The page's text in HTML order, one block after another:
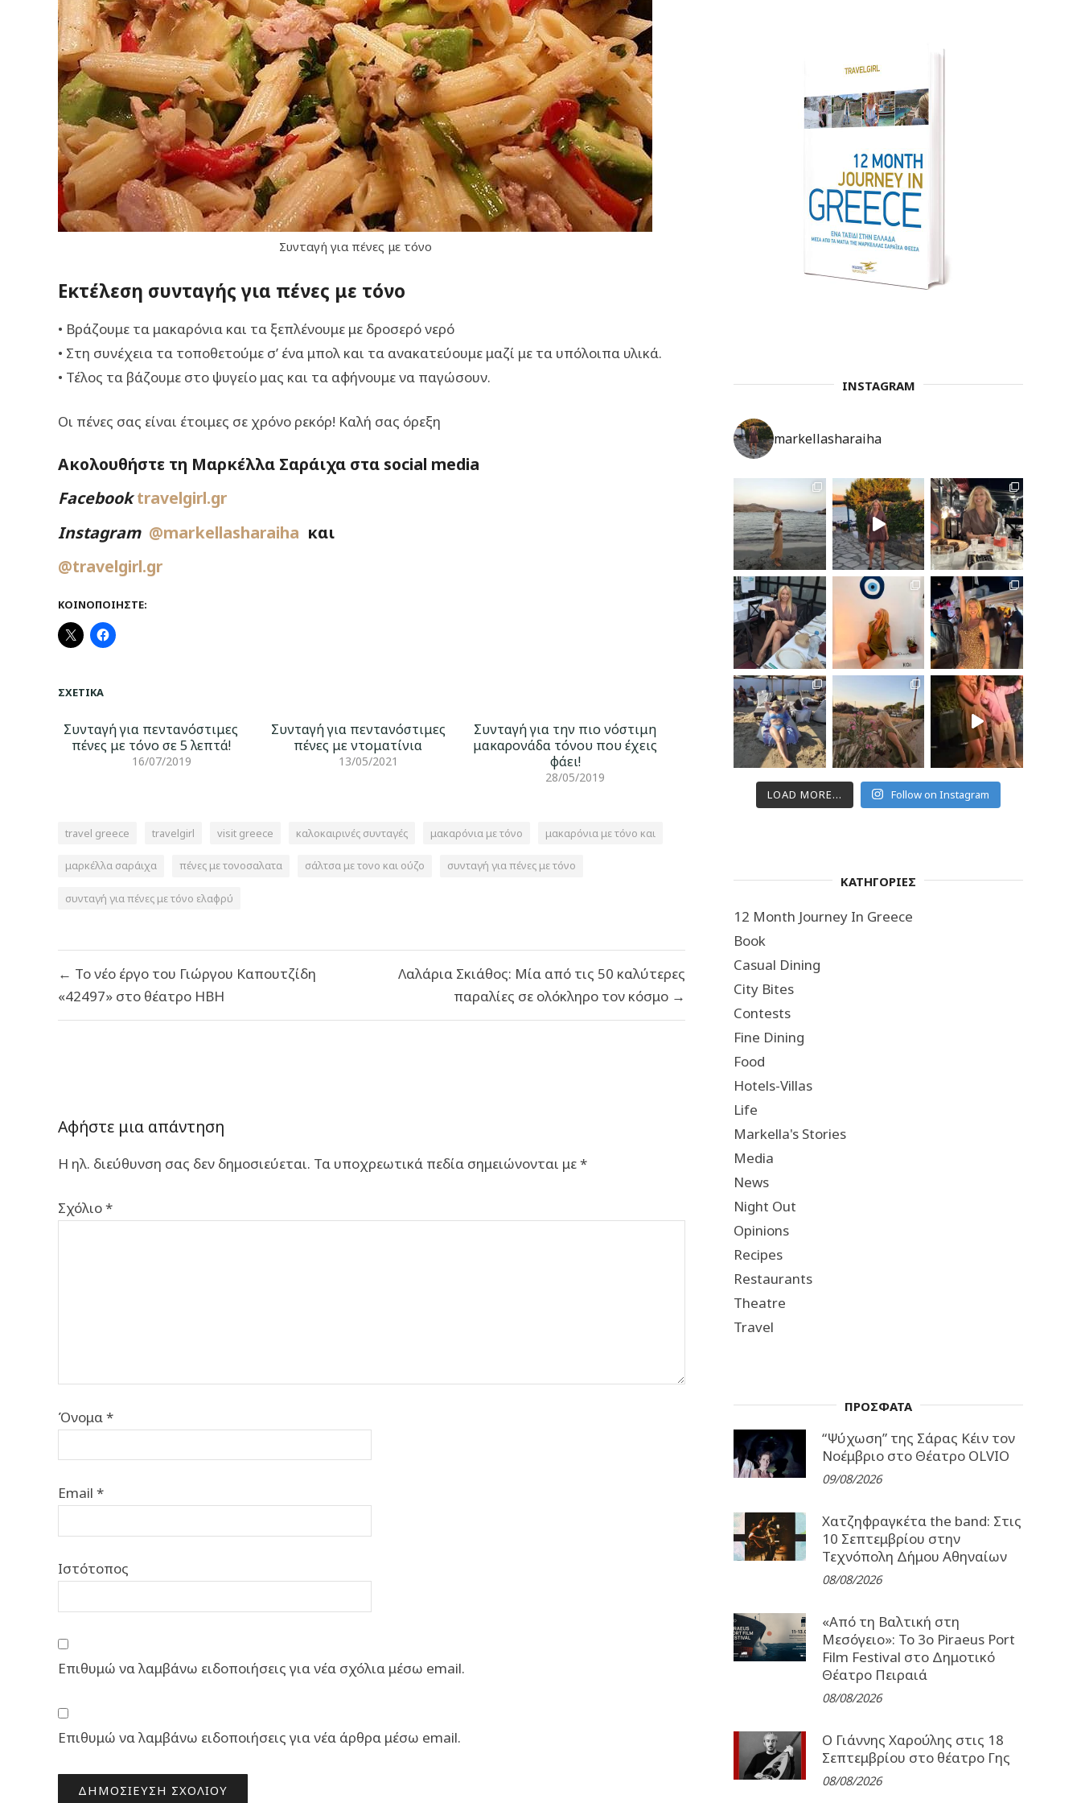
Συνταγή για πένες με τόνο
Εκτέλεση συνταγής για πένες με τόνο
• Βράζουμε τα μακαρόνια και τα ξεπλένουμε με δροσερό νερό
• Στη συνέχεια τα τοποθετούμε σ’ ένα μπολ και τα ανακατεύουμε μαζί με τα υπόλοιπα υλικά.
• Τέλος τα βάζουμε στο ψυγείο μας και τα αφήνουμε να παγώσουν.
Οι πένες σας είναι έτοιμες σε χρόνο ρεκόρ! Καλή σας όρεξη
Ακολουθήστε τη Μαρκέλλα Σαράιχα στα social media
Facebook travelgirl.gr
Instagram @markellasharaiha και
@travelgirl.gr
ΚΟΙΝΟΠΟΙΉΣΤΕ:
ΣΧΕΤΙΚΆ
Συνταγή για πεντανόστιμες
πένες με τόνο σε 5 λεπτά!
16/07/2019
Συνταγή για πεντανόστιμες
πένες με ντοματίνια
13/05/2021
Συνταγή για την πιο νόστιμη
μακαρονάδα τόνου που έχεις
φάει!
28/05/2019
travel greece travelgirl visit greece καλοκαιρινές συνταγές μακαρόνια με τόνο μακαρόνια με τόνο και
μαρκέλλα σαράιχα πένες με τονοσαλατα σάλτσα με τονο και ούζο συνταγή για πένες με τόνο
συνταγή για πένες με τόνο ελαφρύ
άρθρων
← Το νέο έργο του Γιώργου Καπουτζίδη
«42497» στο θέατρο ΗΒΗ
Λαλάρια Σκιάθος: Μία από τις 50 καλύτερες
παραλίες σε ολόκληρο τον κόσμο →
Αφήστε μια απάντηση
Η ηλ. διεύθυνση σας δεν δημοσιεύεται. Τα υποχρεωτικά πεδία σημειώνονται με*
Σχόλιο*
Όνομα*
Email *
Ιστότοπος
Επιθυμώ να λαμβάνω ειδοποιήσεις για νέα σχόλια μέσω email.
Επιθυμώ να λαμβάνω ειδοποιήσεις για νέα άρθρα μέσω email.
INSTAGRAM
markellasharaiha
LOAD MORE... Follow on Instagram
ΚΑΤΗΓΟΡΙΕΣ
12 Month Journey In Greece
Book
Casual Dining
City Bites
Contests
Fine Dining
Food
Hotels-Villas
Life
Markella's Stories
Media
News
Night Out
Opinions
Recipes
Restaurants
Theatre
Travel
ΠΡΟΣΦΑΤΑ
“Ψύχωση” της Σάρας Κέιν τον
Νοέμβριο στο Θέατρο OLVIO
09/08/2026
Χατζηφραγκέτα the band: Στις
10 Σεπτεμβρίου στην
Τεχνόπολη Δήμου Αθηναίων
08/08/2026
«Από τη Βαλτική στη
Μεσόγειο»: Το 3o Piraeus Port
Film Festival στο Δημοτικό
Θέατρο Πειραιά
08/08/2026
Ο Γιάννης Χαρούλης στις 18
Σεπτεμβρίου στο θέατρο Γης
08/08/2026